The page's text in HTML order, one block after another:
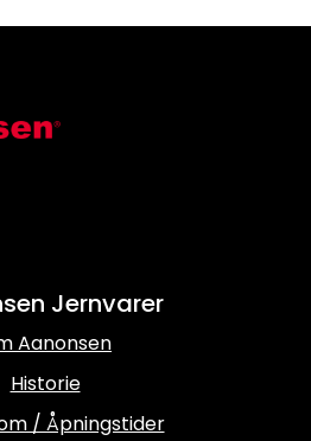
Jernvarer
Aanonsen
Historie
/ Åpningstider